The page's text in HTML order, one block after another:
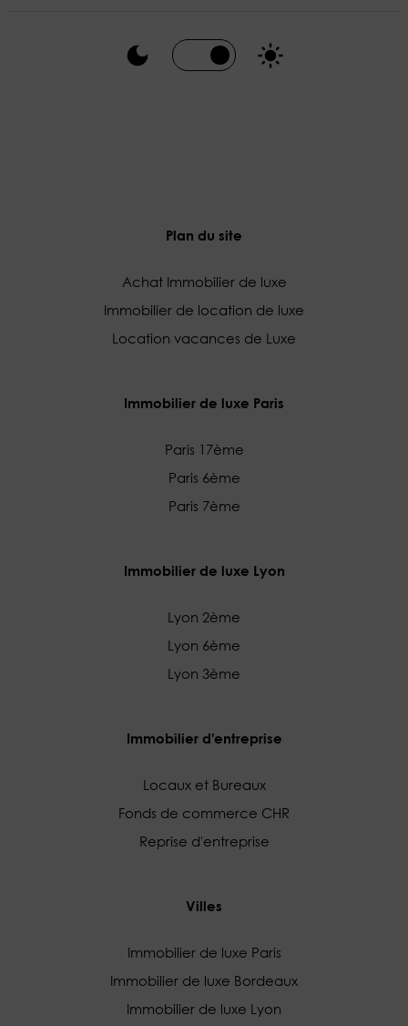
Plan du site
Achat Immobilier de luxe
Immobilier de location de luxe
Location vacances de Luxe
Immobilier de luxe Paris
Paris 17ème
Paris 6ème
Paris 7ème
Immobilier de luxe Lyon
Lyon 2ème
Lyon 6ème
Lyon 3ème
Immobilier d'entreprise
Locaux et Bureaux
Fonds de commerce CHR
Reprise d'entreprise
Villes
Immobilier de luxe Paris
Immobilier de luxe Bordeaux
Immobilier de luxe Lyon